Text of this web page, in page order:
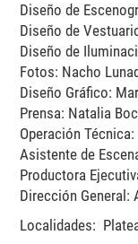
Diseño de
Diseño de
Diseño de
Fotos: Nacho
Diseño Gráfico:
Prensa: Natalia
Operación
Asistente de
Productora
Dirección General:
Localidades: